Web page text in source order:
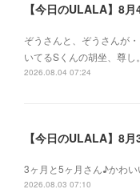
【今日のULALA】8月
ぞうさんと、ぞうさんが
いてるSくんの胡坐、尊し。
2026.08.04 07:24
【今日のULALA】8月
3ヶ月と5ヶ月さん♪かわ
2026.08.03 07:10